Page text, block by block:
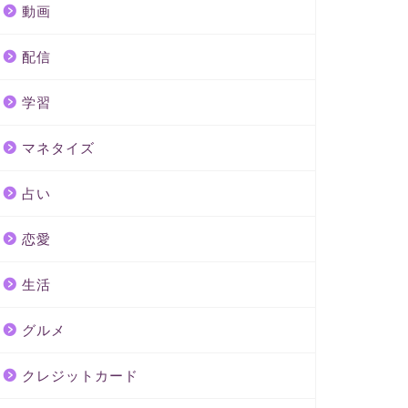
動画
配信
学習
マネタイズ
占い
恋愛
生活
グルメ
クレジットカード